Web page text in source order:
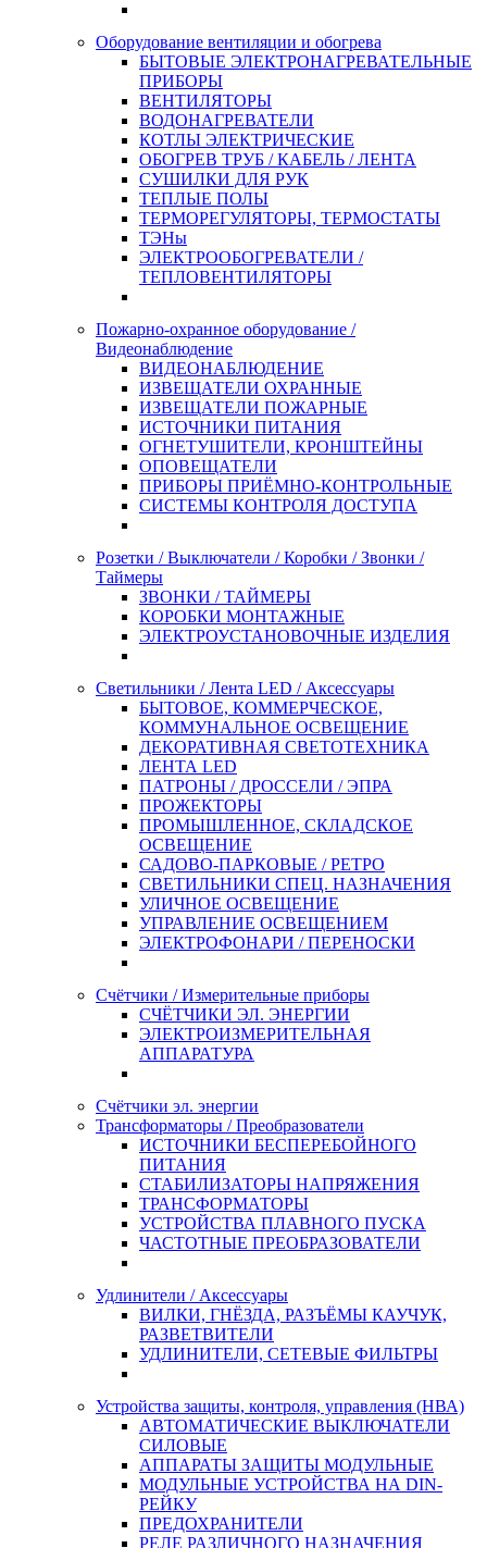
Оборудование вентиляции и обогрева
БЫТОВЫЕ ЭЛЕКТРОНАГРЕВАТЕЛЬНЫЕ
ПРИБОРЫ
ВЕНТИЛЯТОРЫ
ВОДОНАГРЕВАТЕЛИ
КОТЛЫ ЭЛЕКТРИЧЕСКИЕ
ОБОГРЕВ ТРУБ / КАБЕЛЬ / ЛЕНТА
СУШИЛКИ ДЛЯ РУК
ТЕПЛЫЕ ПОЛЫ
ТЕРМОРЕГУЛЯТОРЫ, ТЕРМОСТАТЫ
ТЭНы
ЭЛЕКТРООБОГРЕВАТЕЛИ /
ТЕПЛОВЕНТИЛЯТОРЫ
Пожарно-охранное оборудование /
Видеонаблюдение
ВИДЕОНАБЛЮДЕНИЕ
ИЗВЕЩАТЕЛИ ОХРАННЫЕ
ИЗВЕЩАТЕЛИ ПОЖАРНЫЕ
ИСТОЧНИКИ ПИТАНИЯ
ОГНЕТУШИТЕЛИ, КРОНШТЕЙНЫ
ОПОВЕЩАТЕЛИ
ПРИБОРЫ ПРИЁМНО-КОНТРОЛЬНЫЕ
СИСТЕМЫ КОНТРОЛЯ ДОСТУПА
Розетки / Выключатели / Коробки / Звонки /
Таймеры
ЗВОНКИ / ТАЙМЕРЫ
КОРОБКИ МОНТАЖНЫЕ
ЭЛЕКТРОУСТАНОВОЧНЫЕ ИЗДЕЛИЯ
Светильники / Лента LED / Аксессуары
БЫТОВОЕ, КОММЕРЧЕСКОЕ,
КОММУНАЛЬНОЕ ОСВЕЩЕНИЕ
ДЕКОРАТИВНАЯ СВЕТОТЕХНИКА
ЛЕНТА LED
ПАТРОНЫ / ДРОССЕЛИ / ЭПРА
ПРОЖЕКТОРЫ
ПРОМЫШЛЕННОЕ, СКЛАДСКОЕ
ОСВЕЩЕНИЕ
САДОВО-ПАРКОВЫЕ / РЕТРО
СВЕТИЛЬНИКИ СПЕЦ. НАЗНАЧЕНИЯ
УЛИЧНОЕ ОСВЕЩЕНИЕ
УПРАВЛЕНИЕ ОСВЕЩЕНИЕМ
ЭЛЕКТРОФОНАРИ / ПЕРЕНОСКИ
Счётчики / Измерительные приборы
СЧЁТЧИКИ ЭЛ. ЭНЕРГИИ
ЭЛЕКТРОИЗМЕРИТЕЛЬНАЯ
АППАРАТУРА
Счётчики эл. энергии
Трансформаторы / Преобразователи
ИСТОЧНИКИ БЕСПЕРЕБОЙНОГО
ПИТАНИЯ
СТАБИЛИЗАТОРЫ НАПРЯЖЕНИЯ
ТРАНСФОРМАТОРЫ
УСТРОЙСТВА ПЛАВНОГО ПУСКА
ЧАСТОТНЫЕ ПРЕОБРАЗОВАТЕЛИ
Удлинители / Аксессуары
ВИЛКИ, ГНЁЗДА, РАЗЪЁМЫ КАУЧУК,
РАЗВЕТВИТЕЛИ
УДЛИНИТЕЛИ, СЕТЕВЫЕ ФИЛЬТРЫ
Устройства защиты, контроля, управления (НВА)
АВТОМАТИЧЕСКИЕ ВЫКЛЮЧАТЕЛИ
СИЛОВЫЕ
АППАРАТЫ ЗАЩИТЫ МОДУЛЬНЫЕ
МОДУЛЬНЫЕ УСТРОЙСТВА НА DIN-
РЕЙКУ
ПРЕДОХРАНИТЕЛИ
РЕЛЕ РАЗЛИЧНОГО НАЗНАЧЕНИЯ